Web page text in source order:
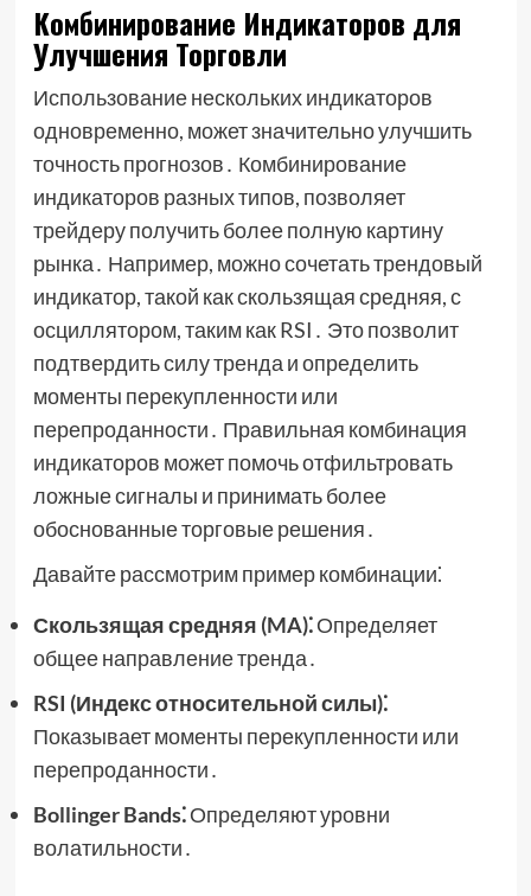
Комбинирование Индикаторов для
Улучшения Торговли
Использование нескольких индикаторов
одновременно, может значительно улучшить
точность прогнозов․ Комбинирование
индикаторов разных типов, позволяет
трейдеру получить более полную картину
рынка․ Например, можно сочетать трендовый
индикатор, такой как скользящая средняя, с
осциллятором, таким как RSI․ Это позволит
подтвердить силу тренда и определить
моменты перекупленности или
перепроданности․ Правильная комбинация
индикаторов может помочь отфильтровать
ложные сигналы и принимать более
обоснованные торговые решения․
Давайте рассмотрим пример комбинации⁚
Скользящая средняя (MA)⁚Определяет
общее направление тренда․
RSI (Индекс относительной силы)⁚
Показывает моменты перекупленности или
перепроданности․
Bollinger Bands⁚Определяют уровни
волатильности․